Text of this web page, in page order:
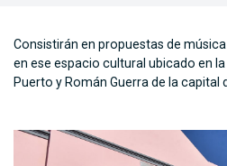
Consistirán en propuestas de
en ese espacio cultural ubicado en
Puerto y Román Guerra de la capital